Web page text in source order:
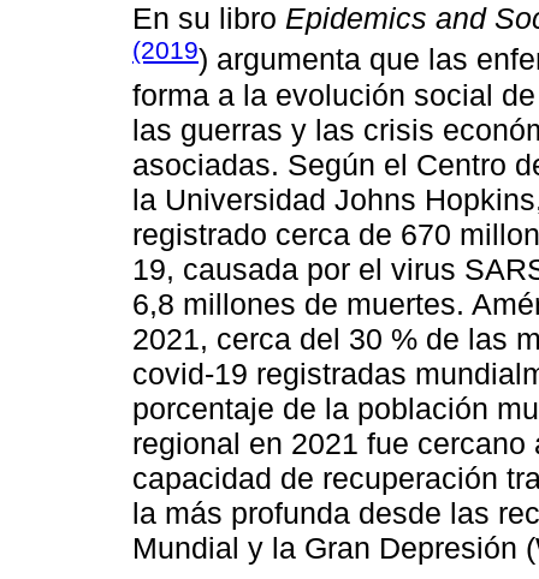
En su libro Epidemics and
(2019) argumenta que las
forma a la evolución social
las guerras y las crisis
asociadas. Según el Centro
la Universidad Johns
registrado cerca de 670
19, causada por el virus
6,8 millones de muertes.
2021, cerca del 30 % de las
covid-19 registradas
porcentaje de la población
regional en 2021 fue
capacidad de recuperación
la más profunda desde las
Mundial y la Gran Depresión